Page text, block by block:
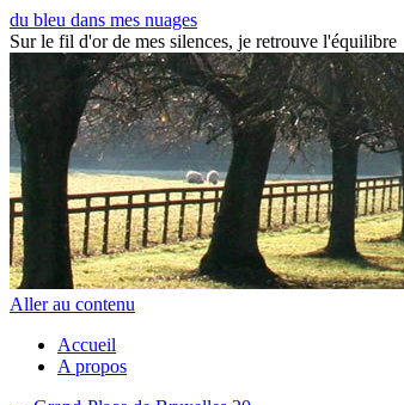
du bleu dans mes nuages
Sur le fil d'or de mes silences, je retrouve l'équilibre
Aller au contenu
Accueil
A propos